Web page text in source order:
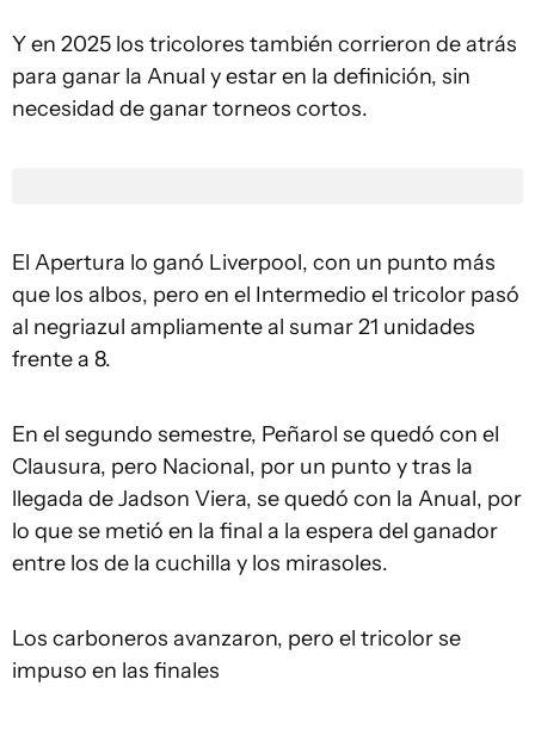
Y en 2025 los tricolores también corrieron de atrás
para ganar la Anual y estar en la definición, sin
necesidad de ganar torneos cortos.
El Apertura lo ganó Liverpool, con un punto más
que los albos, pero en el Intermedio el tricolor pasó
al negriazul ampliamente al sumar 21 unidades
frente a 8.
En el segundo semestre, Peñarol se quedó con el
Clausura, pero Nacional, por un punto y tras la
llegada de Jadson Viera, se quedó con la Anual, por
lo que se metió en la final a la espera del ganador
entre los de la cuchilla y los mirasoles.
Los carboneros avanzaron, pero el tricolor se
impuso en las finales